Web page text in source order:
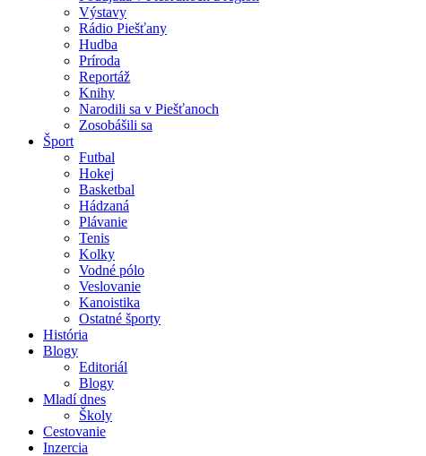
Výstavy
Rádio Piešťany
Hudba
Príroda
Reportáž
Knihy
Narodili sa v Piešťanoch
Zosobášili sa
Šport
Futbal
Hokej
Basketbal
Hádzaná
Plávanie
Tenis
Kolky
Vodné pólo
Veslovanie
Kanoistika
Ostatné športy
História
Blogy
Editoriál
Blogy
Mladí dnes
Školy
Cestovanie
Inzercia